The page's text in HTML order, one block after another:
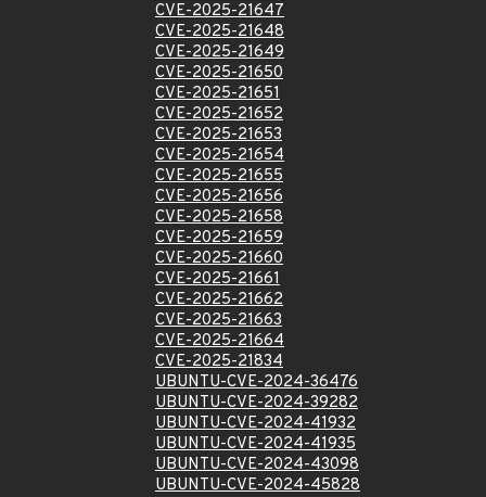
CVE-2025-21647
CVE-2025-21648
CVE-2025-21649
CVE-2025-21650
CVE-2025-21651
CVE-2025-21652
CVE-2025-21653
CVE-2025-21654
CVE-2025-21655
CVE-2025-21656
CVE-2025-21658
CVE-2025-21659
CVE-2025-21660
CVE-2025-21661
CVE-2025-21662
CVE-2025-21663
CVE-2025-21664
CVE-2025-21834
UBUNTU-CVE-2024-36476
UBUNTU-CVE-2024-39282
UBUNTU-CVE-2024-41932
UBUNTU-CVE-2024-41935
UBUNTU-CVE-2024-43098
UBUNTU-CVE-2024-45828